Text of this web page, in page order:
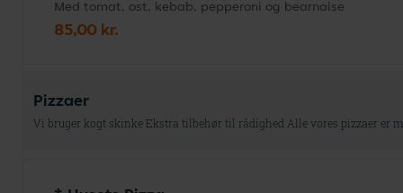
Med tomat, ost, kebab, pepperoni og bearnaise
85,00 kr.
Pizzaer
Vi bruger kogt skinke Ekstra tilbehør til rådighed Alle vores pizzaer er